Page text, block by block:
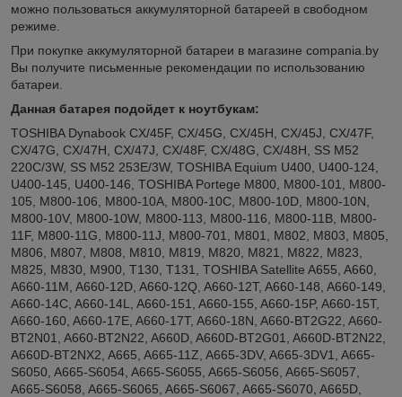
можно пользоваться аккумуляторной батареей в свободном
режиме.
При покупке аккумуляторной батареи в магазине compania.by
Вы получите письменные рекомендации по использованию
батареи.
Данная батарея подойдет к ноутбукам:
TOSHIBA Dynabook CX/45F, CX/45G, CX/45H, CX/45J, CX/47F,
CX/47G, CX/47H, CX/47J, CX/48F, CX/48G, CX/48H, SS M52
220C/3W, SS M52 253E/3W, TOSHIBA Equium U400, U400-124,
U400-145, U400-146, TOSHIBA Portege M800, M800-101, M800-
105, M800-106, M800-10A, M800-10C, M800-10D, M800-10N,
M800-10V, M800-10W, M800-113, M800-116, M800-11B, M800-
11F, M800-11G, M800-11J, M800-701, M801, M802, M803, M805,
M806, M807, M808, M810, M819, M820, M821, M822, M823,
M825, M830, M900, T130, T131, TOSHIBA Satellite A655, A660,
A660-11M, A660-12D, A660-12Q, A660-12T, A660-148, A660-149,
A660-14C, A660-14L, A660-151, A660-155, A660-15P, A660-15T,
A660-160, A660-17E, A660-17T, A660-18N, A660-BT2G22, A660-
BT2N01, A660-BT2N22, A660D, A660D-BT2G01, A660D-BT2N22,
A660D-BT2NX2, A665, A665-11Z, A665-3DV, A665-3DV1, A665-
S6050, A665-S6054, A665-S6055, A665-S6056, A665-S6057,
A665-S6058, A665-S6065, A665-S6067, A665-S6070, A665D,